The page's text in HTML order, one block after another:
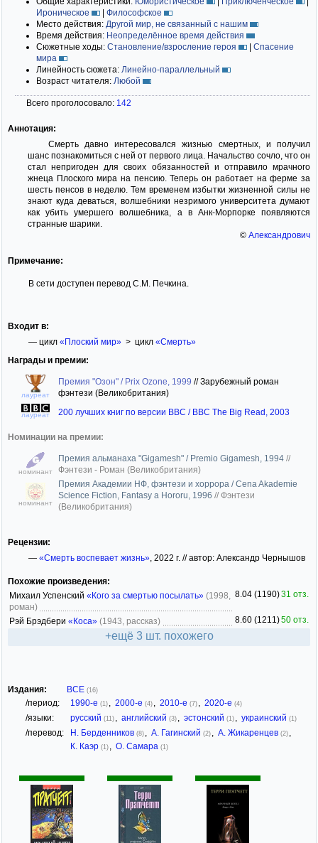
Ироническое
| Философское
Место действия: Другой мир, не связанный с нашим
Время действия: Неопределённое время действия
Сюжетные ходы: Становление/взросление героя | Спасение
мира
Линейность сюжета: Линейно-параллельный
Возраст читателя: Любой
Всего проголосовало: 142
Аннотация:
Смерть давно интересовался жизнью смертных, и получил
шанс познакомиться с ней от первого лица. Начальство сочло, что он
стал непригоден для своих обязанностей и отправило мрачного
жнеца Плоского мира на пенсию. Теперь он работает на ферме за
шесть пенсов в неделю. Тем временем избытки жизненной силы не
знают куда деваться, волшебники незримого университета думают
как убить умершего волшебника, а в Анк-Морпорке появляются
странные шарики.
© Александрович
Примечание:
В сети доступен перевод С.М. Печкина.
Входит в:
— цикл «Плоский мир»> цикл «Смерть»
Награды и премии:
лауреат
Премия "Озон" / Prix Ozone, 1999 //Зарубежный роман
фэнтези (Великобритания)
лауреат 200 лучших книг по версии BBC / BBC The Big Read, 2003
Номинации на премии:
номинант
Премия альманаха "Gigamesh" / Premio Gigamesh, 1994 //
Фэнтези - Роман (Великобритания)
номинант
Премия Академии НФ, фэнтези и хоррора / Cena Akademie
Science Fiction, Fantasy a Hororu, 1996 //Фэнтези
(Великобритания)
Рецензии:
— «Смерть воспевает жизнь», 2022 г. // автор: Александр Чернышов
Похожие произведения:
Михаил Успенский «Кого за смертью посылать» (1998,
роман)
8.04 (1190)31 отз.
Рэй Брэдбери «Коса» (1943, рассказ) 8.60 (1211)50 отз.
+ещё 3 шт. похожего
Издания: ВСЕ (16)
/период: 1990-е (1) , 2000-е (4) , 2010-е (7) , 2020-е (4)
/языки: русский (11) , английский (3) , эстонский (1) , украинский (1)
/перевод: Н. Берденников (8) , А. Гагинский (2) , А. Жикаренцев (2) ,
К. Каэр (1) , О. Самара (1)